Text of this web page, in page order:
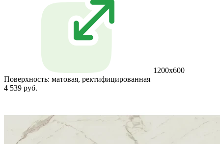
1200x600
Поверхность: матовая, ректифицированная
4 539 руб.